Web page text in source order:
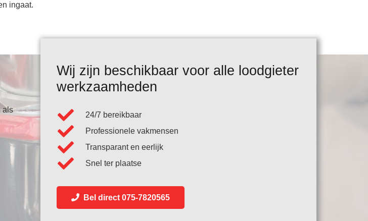
ingaat.
als
Wij zijn beschikbaar voor alle loodgieter
werkzaamheden
24/7 bereikbaar
Professionele vakmensen
Transparant en eerlijk
Snel ter plaatse
Bel direct 075-7820565